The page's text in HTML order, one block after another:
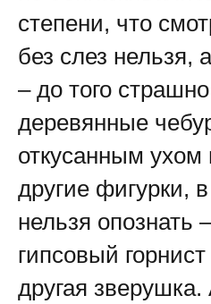
степени, что
без слез нельзя,
– до того
деревянные
откусанным
другие фигурки,
нельзя опознать
гипсовый
другая